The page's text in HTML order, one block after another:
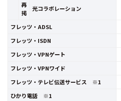
再
掲
光コラボレーション
フレッツ・ADSL
フレッツ・ISDN
フレッツ・VPNゲート
フレッツ・VPNワイド
フレッツ・テレビ伝送サービス ※1
ひかり電話 ※1